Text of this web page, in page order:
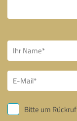
Bitte um Rückruf